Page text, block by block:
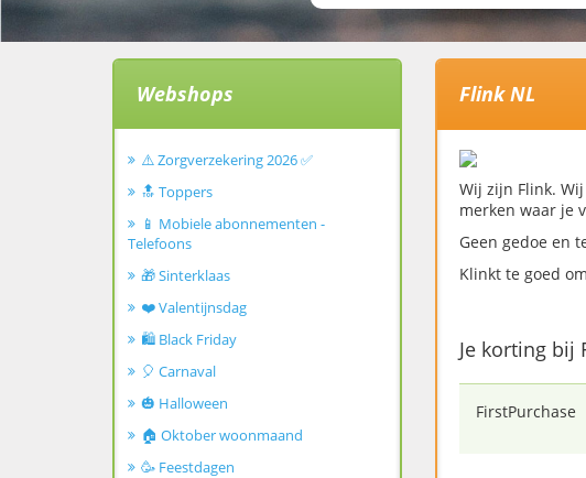
Flink NL
Wij zijn Flink.
merken waar je
Geen gedoe en
Klinkt te goed
Je korting bij
FirstPurchase
Webshops
⚠️ Zorgverzekering 2026 ✅
🔝 Toppers
📱 Mobiele abonnementen -
Telefoons
🎁 Sinterklaas
❤️ Valentijnsdag
🛍️ Black Friday
🎈 Carnaval
🎃 Halloween
🏠 Oktober woonmaand
🥳 Feestdagen